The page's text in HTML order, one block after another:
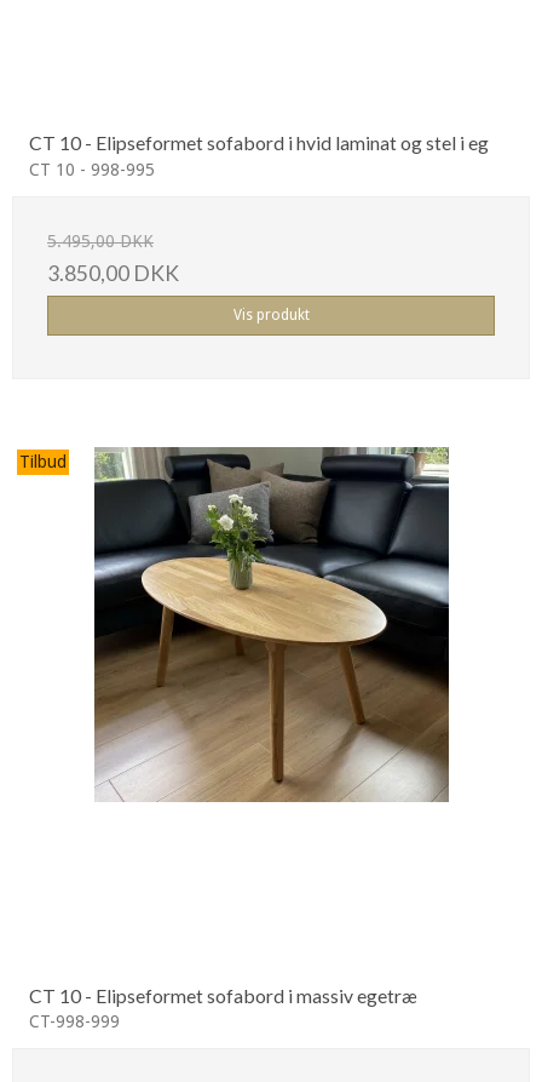
CT 10 - Elipseformet sofabord i hvid laminat og stel i eg
CT 10 - 998-995
5.495,00 DKK
3.850,00 DKK
Vis produkt
Tilbud
CT 10 - Elipseformet sofabord i massiv egetræ
CT-998-999